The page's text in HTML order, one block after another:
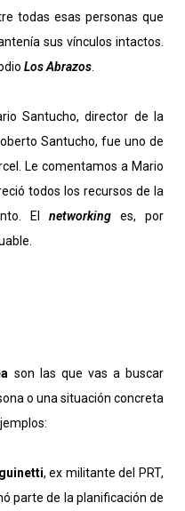
todas esas personas que
sus vínculos intactos.
Los Abrazos
Santucho, director de la
Santucho, fue uno de
Le comentamos a Mario
todos los recursos de la
El networking es, por
son las que vas a buscar
o una situación concreta
, ex militante del PRT,
parte de la planificación de